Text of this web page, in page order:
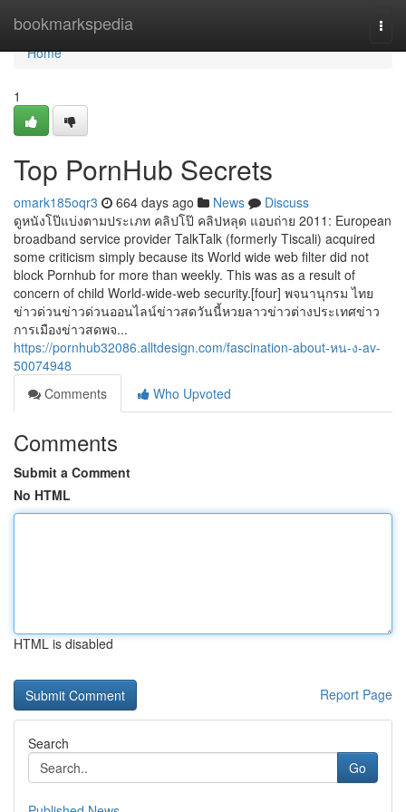
bookmarkspedia
Home
Home
1
Top PornHub Secrets
omark185oqr3 664 days ago News
Discuss
ดูหนังโป๊แบ่งตามประเภท คลิปโป๊ คลิปหลุด แอบถ่าย 2011: European
broadband service provider TalkTalk (formerly Tiscali) acquired
some criticism simply because its World wide web filter did not
block Pornhub for more than weekly. This was as a result of
concern of child World-wide-web security.[four] พจนานุกรม ไทย
ข่าวด่วนข่าวด่วนออนไลน์ข่าวสดวันนี้หวยลาวข่าวต่างประเทศข่าว
การเมืองข่าวสดพจ...
https://pornhub32086.alltdesign.com/fascination-about-หน-ง-av-
50074948
Comments
Who Upvoted
Comments
Submit a Comment
No HTML
HTML is disabled
Report Page
Search
Go